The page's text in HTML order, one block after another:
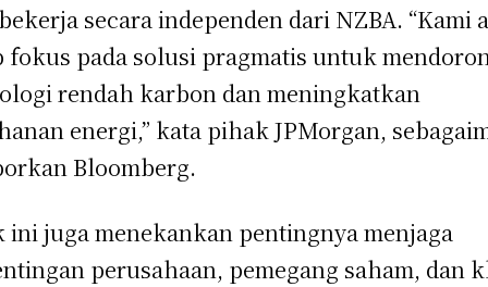
secara independen dari NZBA. “Kami
fokus pada solusi pragmatis untuk
rendah karbon dan meningkatkan
energi,” kata pihak JPMorgan,
Bloomberg.
ini juga menekankan pentingnya menjaga
perusahaan, pemegang saham, dan